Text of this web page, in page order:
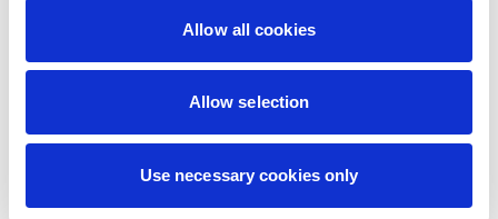
Allow all cookies
Allow selection
Use necessary cookies only
39,90
33,92zł